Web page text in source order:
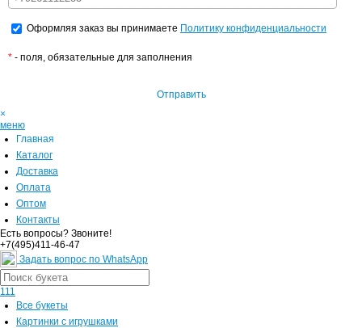
Оформляя заказ вы принимаете Политику конфиденциальности
* - поля, обязательные для заполнения
Отправить
×
меню
Главная
Каталог
Доставка
Оплата
Оптом
Контакты
Есть вопросы? Звоните!
+7(495)411-46-47
Задать вопрос по WhatsApp
111
Все букеты
Картинки с игрушками